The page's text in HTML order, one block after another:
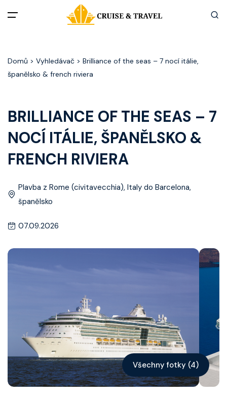
Akční nabídky
Zážitky z plaveb
Užitečné informace
Články
Domů > Vyhledávač > Brilliance of the seas – 7 nocí itálie,
španělsko & french riviera
BRILLIANCE OF THE SEAS – 7
NOCÍ ITÁLIE, ŠPANĚLSKO &
FRENCH RIVIERA
Plavba z Rome (civitavecchia), Italy do Barcelona,
španělsko
07.09.2026
Všechny fotky (4)